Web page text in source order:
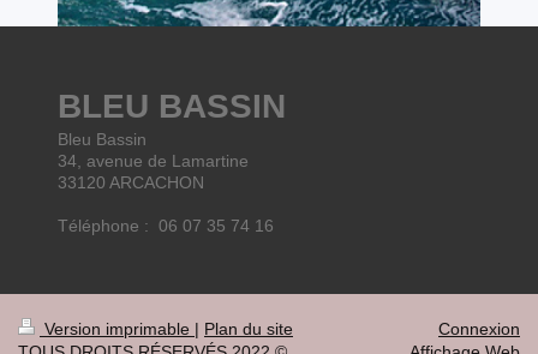
BLEU BASSIN
Bleu Bassin
34, avenue de Lamartine
33120 ARCACHON
Téléphone : 06 07 35 74 16
Version imprimable | Plan du site
Connexion